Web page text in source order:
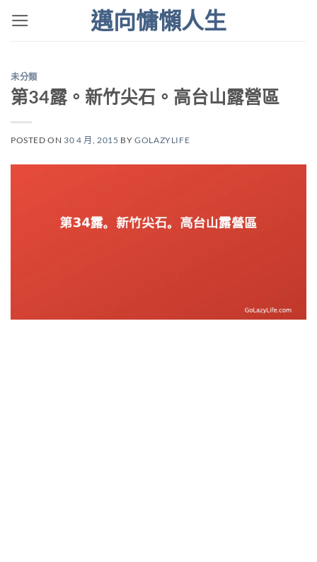
邁向慵懶人生
未分類
第34露。新竹尖石。高台山露營區
POSTED ON 30 4 月, 2015 BYGOLAZYLIFE